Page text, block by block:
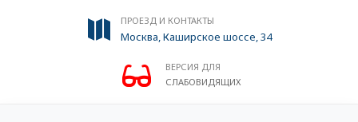
ПРОЕЗД И КОНТАКТЫ
Москва, Каширское шоссе, 34
ВЕРСИЯ ДЛЯ
СЛАБОВИДЯЩИХ